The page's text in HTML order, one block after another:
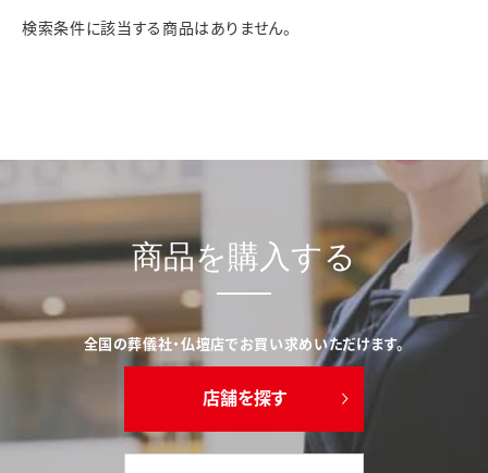
検索条件に該当する商品はありません。
商品を購入する
全国の葬儀社・仏壇店でお買い求めいただけます。
店舗を探す